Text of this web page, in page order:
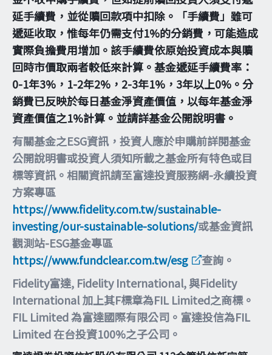
延手續費，並從贖回款項中扣除。「手續費」雖可
遞延收取，惟每年仍需支付1%的分銷費，可能造成
實際負擔費用增加。該手續費依原始投資成本與贖
回時市價取兩者較低來計算。基金遞延手續費率：
0-1年3%，1-2年2%，2-3年1%，3年以上0%。分
銷費已反映於每日基金淨資產價值，以每年基金淨
資產價值之1%計算。並請詳基金公開說明書。
有關基金之ESG資訊，投資人應於申購前詳閱基金
公開說明書或投資人須知所載之基金所有特色或目
標等資訊。相關資訊請至富達投資服務網-永續投資
方案專區
https://www.fidelity.com.tw/sustainable-
investing/our-sustainable-solutions/或基金資訊
觀測站-ESG基金專區
https://www.fundclear.com.tw/esg
查詢。
Fidelity富達, Fidelity International, 與Fidelity
International 加上其F標章為FIL Limited之商標。
FIL Limited 為富達國際有限公司。富達投信為FIL
Limited 在台投資100%之子公司。